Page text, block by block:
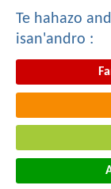
Te hahazo
isan'andro :